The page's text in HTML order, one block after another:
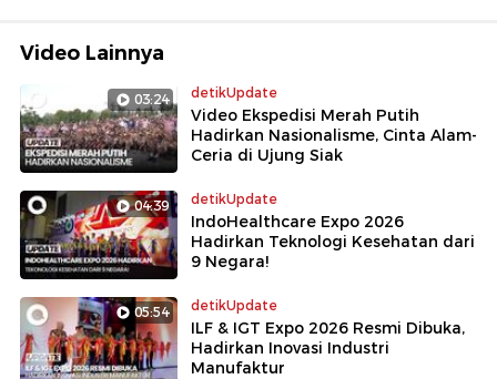
Video Lainnya
03:24 detikUpdate
Video Ekspedisi Merah Putih
Hadirkan Nasionalisme, Cinta Alam-
Ceria di Ujung Siak
04:39 detikUpdate
IndoHealthcare Expo 2026
Hadirkan Teknologi Kesehatan dari
9 Negara!
05:54 detikUpdate
ILF & IGT Expo 2026 Resmi Dibuka,
Hadirkan Inovasi Industri
Manufaktur